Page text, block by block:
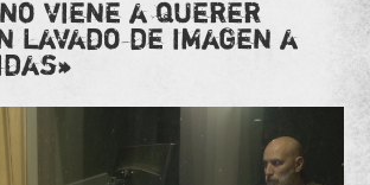
viene a querer
lavado de imagen a